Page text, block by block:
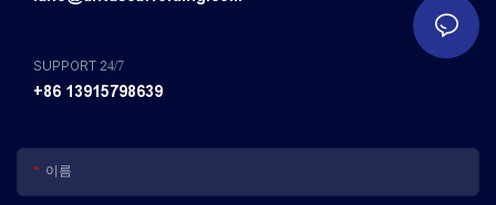
SUPPORT 24/7
+86 13915798639
이름